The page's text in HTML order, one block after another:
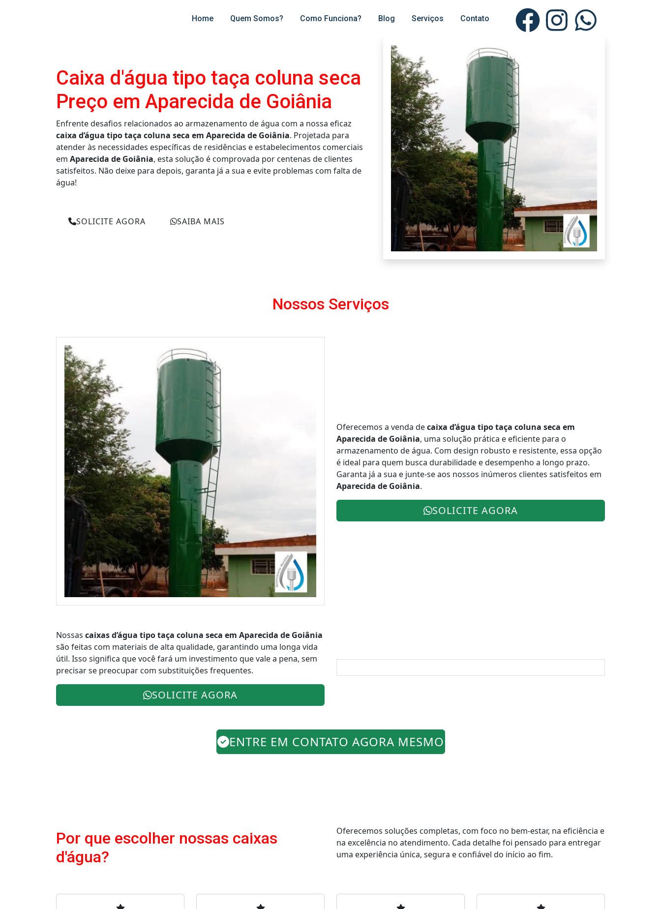
Home Quem Somos? Como Funciona? Blog Serviços Contato
Unidade Aparecida de Goiânia
Caixa d'água tipo taça coluna seca
Preço em Aparecida de Goiânia
Enfrente desafios relacionados ao armazenamento de água com a nossa eficaz
caixa d’água tipo taça coluna seca em Aparecida de Goiânia. Projetada para
atender às necessidades específicas de residências e estabelecimentos comerciais
em Aparecida de Goiânia, esta solução é comprovada por centenas de clientes
satisfeitos. Não deixe para depois, garanta já a sua e evite problemas com falta de
água!
SOLICITE AGORA SAIBA MAIS
Nossos Serviços
Oferecemos a venda decaixa d’água tipo taça coluna seca em
Aparecida de Goiânia, uma solução prática e eficiente para o
armazenamento de água. Com design robusto e resistente, essa opção
é ideal para quem busca durabilidade e desempenho a longo prazo.
Garanta já a sua e junte-se aos nossos inúmeros clientes satisfeitos em
Aparecida de Goiânia.
SOLICITE AGORA
Nossas caixas d’água tipo taça coluna seca em Aparecida de Goiânia
são feitas com materiais de alta qualidade, garantindo uma longa vida
útil. Isso significa que você fará um investimento que vale a pena, sem
precisar se preocupar com substituições frequentes.
SOLICITE AGORA
ENTRE EM CONTATO AGORA MESMO
Por que escolher nossas caixas
d'água?
Oferecemos soluções completas, com foco no bem-estar, na eficiência e
na excelência no atendimento. Cada detalhe foi pensado para entregar
uma experiência única, segura e confiável do início ao fim.